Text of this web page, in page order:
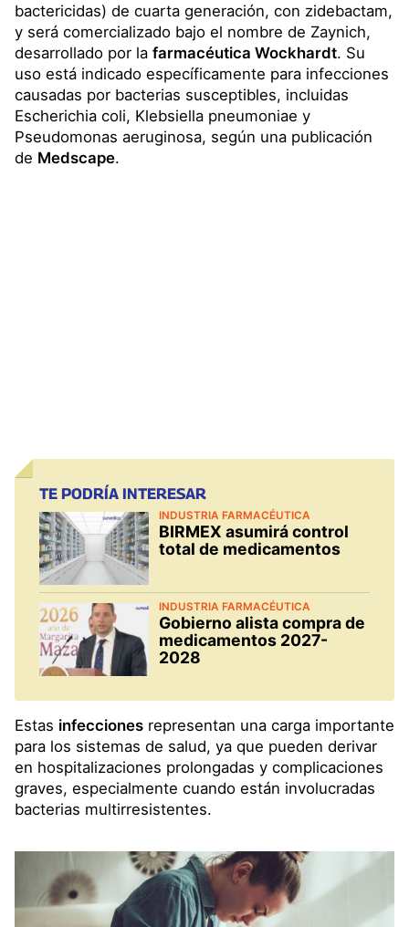
bactericidas) de cuarta generación, con zidebactam,
y será comercializado bajo el nombre de Zaynich,
desarrollado por la farmacéutica Wockhardt. Su
uso está indicado específicamente para infecciones
causadas por bacterias susceptibles, incluidas
Escherichia coli, Klebsiella pneumoniae y
Pseudomonas aeruginosa, según una publicación
de Medscape.
TE PODRÍA INTERESAR
INDUSTRIA FARMACÉUTICA
BIRMEX asumirá control
total de medicamentos
INDUSTRIA FARMACÉUTICA
Gobierno alista compra de
medicamentos 2027-
2028
Estas infecciones representan una carga importante
para los sistemas de salud, ya que pueden derivar
en hospitalizaciones prolongadas y complicaciones
graves, especialmente cuando están involucradas
bacterias multirresistentes.